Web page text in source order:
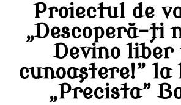
Proiectul de
„Descoperă-ți
Devino liber
cunoaștere!” la
„Precista”